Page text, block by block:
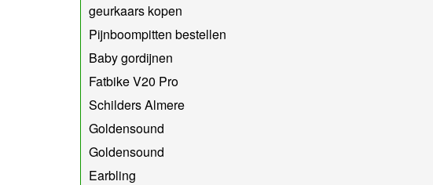
geurkaars kopen
Pijnboompitten bestellen
Baby gordijnen
Fatbike V20 Pro
Schilders Almere
Goldensound
Goldensound
Earbling